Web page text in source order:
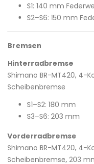
S1: 140 mm
S2–S6: 150 mm
Bremsen
Hinterradbremse
Shimano BR-MT420, 4-
Scheibenbremse
S1–S2: 180 mm
S3–S6: 203 mm
Vorderradbremse
Shimano BR-MT420, 4-
Scheibenbremse, 203